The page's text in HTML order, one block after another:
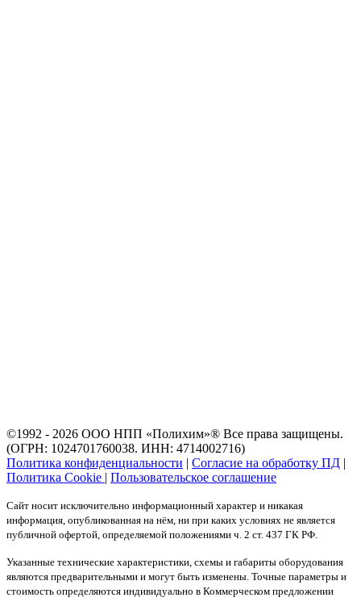
©1992 - 2026 ООО НПП «Полихим»® Все права защищены.
(ОГРН: 1024701760038. ИНН: 4714002716)
Политика конфиденциальности | Согласие на обработку ПД |
Политика Cookie | Пользовательское соглашение
Сайт носит исключительно информационный характер и никакая
информация, опубликованная на нём, ни при каких условиях не является
публичной офертой, определяемой положениями ч. 2 ст. 437 ГК РФ.
Указанные технические характеристики, схемы и габариты оборудования
являются предварительными и могут быть изменены. Точные параметры и
стоимость определяются индивидуально в Коммерческом предложении